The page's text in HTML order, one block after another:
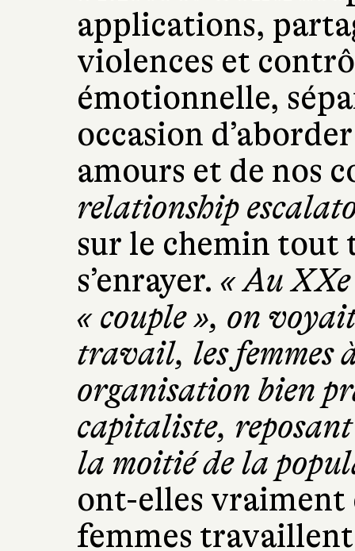
applications,
violences et
émotionnelle,
occasion
amours et de nos
relationship
sur le chemin tout
s’enrayer. « Au
« couple », on
travail, les femmes
organisation bien
capitaliste,
la moitié de la
ont-elles vraiment
femmes